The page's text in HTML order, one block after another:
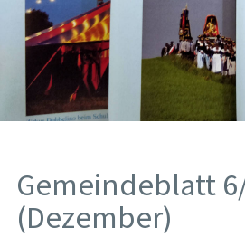
Gemeindeblatt
(Dezember)